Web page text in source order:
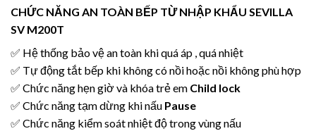
CHỨC NĂNG AN TOÀN BẾP TỪ NHẬP KHẨU SEVILLA
SV M200T
✅ Hệ thống bảo vệ an toàn khi quá áp , quá nhiệt
✅ Tự động tắt bếp khi không có nồi hoặc nồi không phù hợp
✅ Chức năng hẹn giờ và khóa trẻ em Child lock
✅ Chức năng tạm dừng khi nấu Pause
✅ Chức năng kiểm soát nhiệt độ trong vùng nấu